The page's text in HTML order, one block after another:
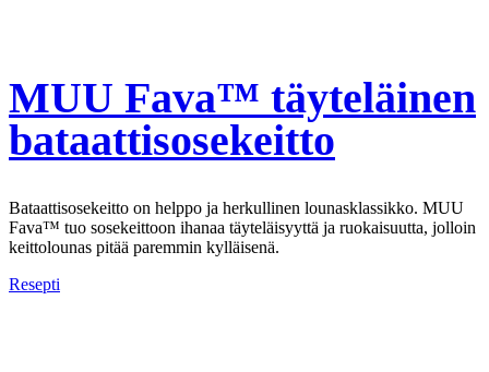
MUU Fava™ täyteläinen
bataattisosekeitto
Bataattisosekeitto on helppo ja herkullinen lounasklassikko. MUU
Fava™ tuo sosekeittoon ihanaa täyteläisyyttä ja ruokaisuutta, jolloin
keittolounas pitää paremmin kylläisenä.
Resepti